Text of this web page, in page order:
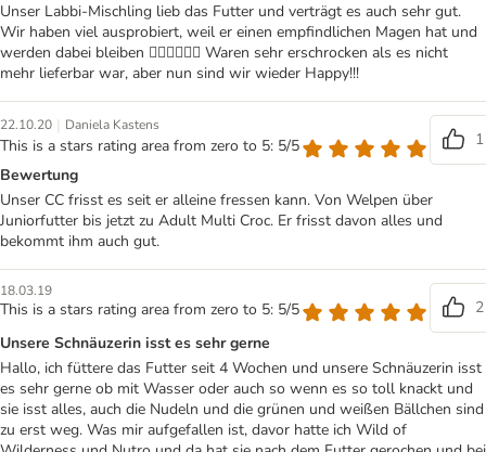
Unser Labbi-Mischling lieb das Futter und verträgt es auch sehr gut.
Wir haben viel ausprobiert, weil er einen empfindlichen Magen hat und
werden dabei bleiben 👌🏻👌🏻👌🏻 Waren sehr erschrocken als es nicht
mehr lieferbar war, aber nun sind wir wieder Happy!!!
22.10.20 | Daniela Kastens
This is a stars rating area from zero to 5: 5/5
1
Bewertung
Unser CC frisst es seit er alleine fressen kann. Von Welpen über
Juniorfutter bis jetzt zu Adult Multi Croc. Er frisst davon alles und
bekommt ihm auch gut.
18.03.19
This is a stars rating area from zero to 5: 5/5
2
Unsere Schnäuzerin isst es sehr gerne
Hallo, ich füttere das Futter seit 4 Wochen und unsere Schnäuzerin isst
es sehr gerne ob mit Wasser oder auch so wenn es so toll knackt und
sie isst alles, auch die Nudeln und die grünen und weißen Bällchen sind
zu erst weg. Was mir aufgefallen ist, davor hatte ich Wild of